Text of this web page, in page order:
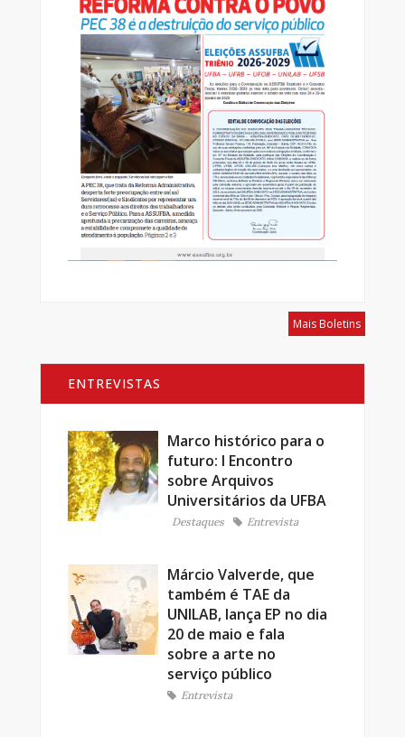
Mais Boletins
ENTREVISTAS
Marco histórico para o
futuro: I Encontro
sobre Arquivos
Universitários da UFBA
Destaques Entrevista
Márcio Valverde, que
também é TAE da
UNILAB, lança EP no dia
20 de maio e fala
sobre a arte no
serviço público
Entrevista